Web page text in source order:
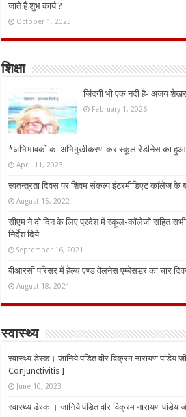
जाते हैं शुभ कार्य ?
October 1, 2023
शिक्षा
ज़िंदगी भी एक नदी है- अजय शेखर
February 1, 2026
*अभिभावकों का अभिमुखीकरण कर स्कूल रेडीनेस का
April 11, 2023
स्वतन्त्रता दिवस पर शिवम संकल्प इंटरमीडिएट कॉलेज के
August 15, 2022
सीएम ने दो दिन के लिए प्रदेश में स्कूल-कॉलेजों सहित
निर्देश दिये
September 16, 2021
बीआरसी परिसर में हेल्थ एण्ड वेलनेस एम्बेसडर का चार
August 18, 2021
स्वास्थ्य
स्वास्थ्य डेस्क। जानिये पंडित वीर विक्रम नारायण
Conjunctivitis ]
June 10, 2023
स्वास्थ्य डेस्क । जानिये पंडित वीर विक्रम नारायण